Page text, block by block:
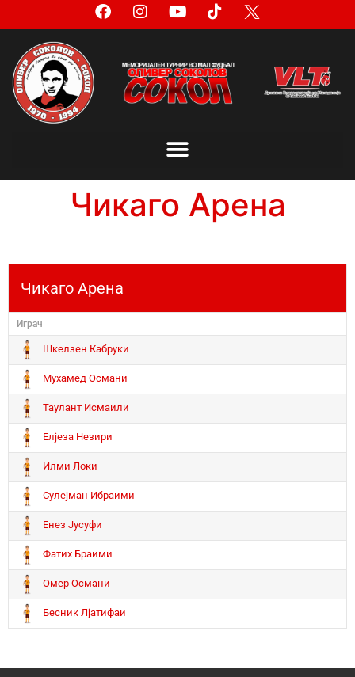
Чикаго Арена
Чикаго Арена
Играч
Шкелзен Кабруки
Мухамед Османи
Таулант Исмаили
Елјеза Незири
Илми Локи
Сулејман Ибраими
Енез Јусуфи
Фатих Браими
Омер Османи
Бесник Лјатифаи